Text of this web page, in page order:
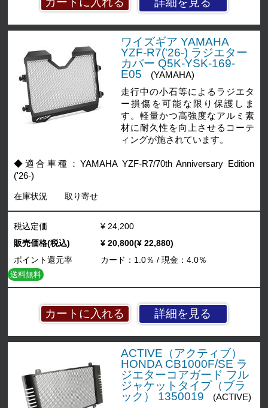
ワイズギア YAMAHA
YZF-R7('26-) ラジエター
カバー Q5K-YSK-169-
E05
(YAMAHA)
走行中の小石等によるラジエタ
ー損傷を可能な限り保護しま
す。軽量かつ高強度なアルミ素
材に耐久性を向上させるコーテ
ィングが施されています。
◆適合車種：YAMAHA YZF-R7/70th Anniversary Edition
('26-)
在庫状況 取り寄せ
詳細を見る
税込定価
¥ 24,200
販売価格(税込)
¥ 20,800(¥ 22,880)
ポイント還元率
カード：1.0％ / 現金：4.0％
送料無料
ACTIVE（アクティブ）
HONDA CB1000F/SE ラ
ジエターコアガード フル
ジャケットタイプ（ブラ
ック） 1350019
(ACTIVE)